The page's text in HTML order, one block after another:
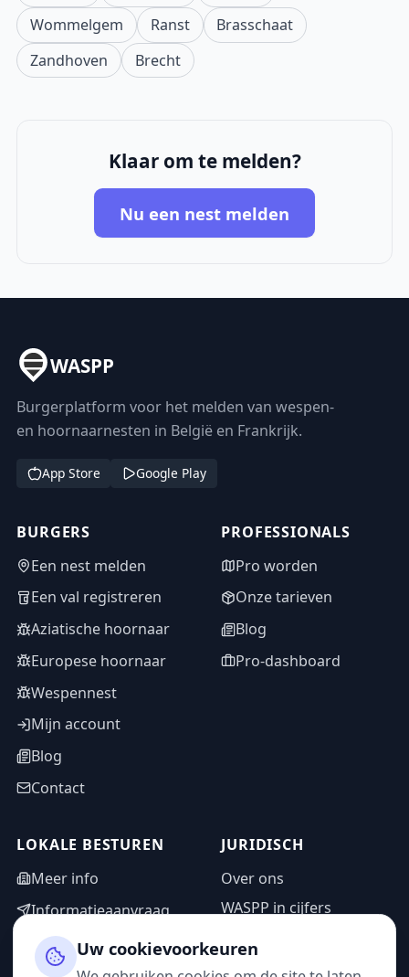
Wommelgem
Ranst
Brasschaat
Zandhoven
Brecht
Klaar om te melden?
Nu een nest melden
WASPP
Burgerplatform voor het melden van wespen-
en hoornaarnesten in België en Frankrijk.
App Store Google Play
BURGERS
Een nest melden
Een val registreren
Aziatische hoornaar
Europese hoornaar
Wespennest
Mijn account
Blog
Contact
PROFESSIONALS
Pro worden
Onze tarieven
Blog
Pro-dashboard
LOKALE BESTUREN
Meer info
Informatieaanvraag
Adminzone
JURIDISCH
Over ons
WASPP in cijfers
Privacybeleid
Uw cookievoorkeuren